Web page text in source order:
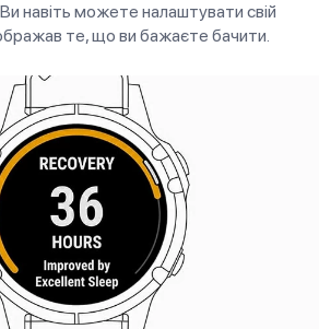
навіть можете налаштувати свій
те, що ви бажаєте бачити.